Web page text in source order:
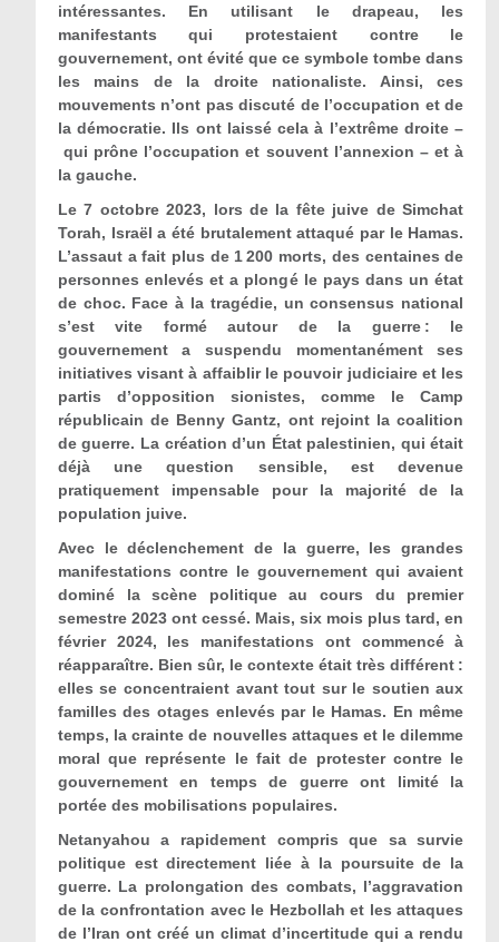
intéressantes. En utilisant le drapeau, les
manifestants qui protestaient contre le
gouvernement, ont évité que ce symbole tombe dans
les mains de la droite nationaliste. Ainsi, ces
mouvements n’ont pas discuté de l’occupation et de
la démocratie. Ils ont laissé cela à l’extrême droite –
qui prône l’occupation et souvent l’annexion – et à
la gauche.
Le 7 octobre 2023, lors de la fête juive de Simchat
Torah, Israël a été brutalement attaqué par le Hamas.
L’assaut a fait plus de 1 200 morts, des centaines de
personnes enlevés et a plongéle pays dans un état
de choc. Face à la tragédie, un consensus national
s’est vite formé autour de la guerre : le
gouvernement a suspendu momentanément ses
initiatives visant à affaiblir le pouvoir judiciaire et les
partis d’opposition sionistes, comme le Camp
républicain de Benny Gantz, ont rejoint la coalition
de guerre. La création d’un État palestinien, qui était
déjà une question sensible, est devenue
pratiquement impensable pour la majorité de la
population juive.
Avec le déclenchement de la guerre, les grandes
manifestations contre le gouvernement qui avaient
dominé la scène politique au cours du premier
semestre 2023 ont cessé. Mais, six mois plus tard, en
février 2024, les manifestations ont commencé à
réapparaître. Bien sûr, le contexte était très différent :
elles se concentraient avant tout sur le soutien aux
familles des otages enlevés par le Hamas. En même
temps, la crainte de nouvelles attaques et le dilemme
moral que représente le fait de protester contre le
gouvernement en temps de guerre ont limité la
portée des mobilisations populaires.
Netanyahou a rapidement compris que sa survie
politique est directement liée à la poursuite de la
guerre. La prolongation des combats, l’aggravation
de la confrontation avec le Hezbollah et les attaques
de l’Iran ont créé un climat d’incertitude qui a rendu